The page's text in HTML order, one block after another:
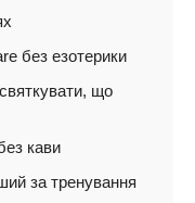
без езотерики
що
кави
за тренування